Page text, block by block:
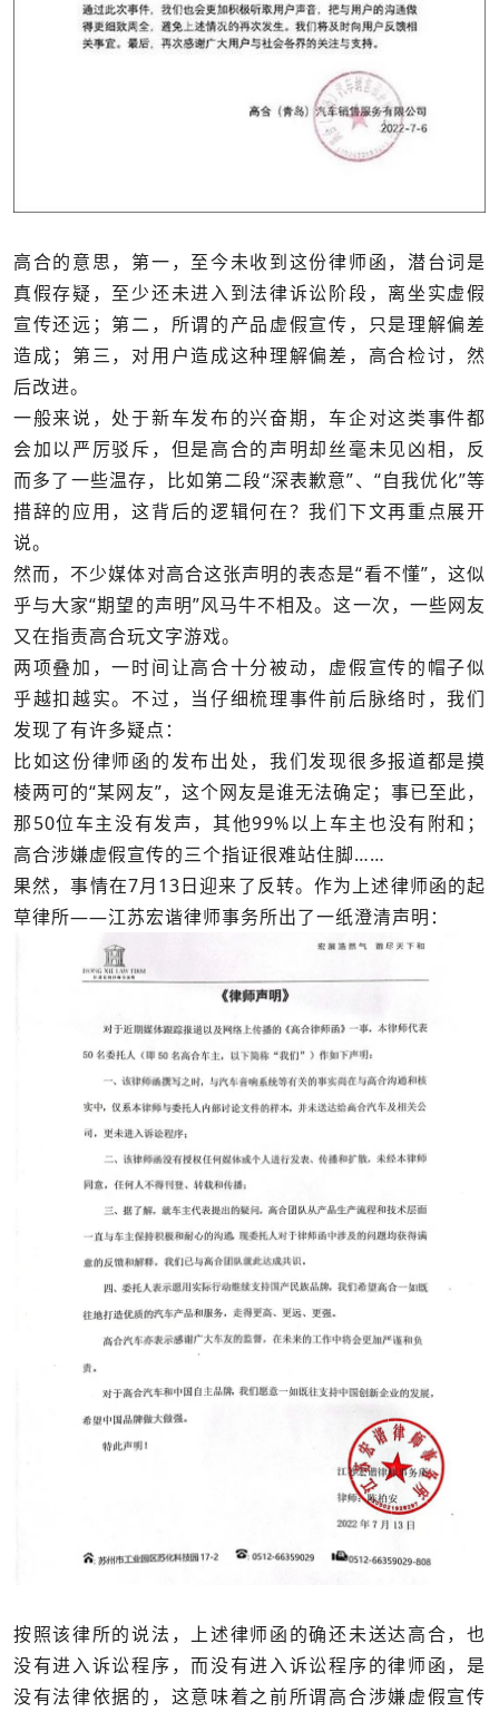
高合的意思，第一，至今未收到这份律师函，潜台词是
真假存疑，至少还未进入到法律诉讼阶段，离坐实虚假
宣传还远；第二，所谓的产品虚假宣传，只是理解偏差
造成；第三，对用户造成这种理解偏差，高合检讨，然
后改进。
一般来说，处于新车发布的兴奋期，车企对这类事件都
会加以严厉驳斥，但是高合的声明却丝毫未见凶相，反
而多了一些温存，比如第二段“深表歉意”、“自我优化”等
措辞的应用，这背后的逻辑何在？我们下文再重点展开
说。
然而，不少媒体对高合这张声明的表态是“看不懂”，这似
乎与大家“期望的声明”风马牛不相及。这一次，一些网友
又在指责高合玩文字游戏。
两项叠加，一时间让高合十分被动，虚假宣传的帽子似
乎越扣越实。不过，当仔细梳理事件前后脉络时，我们
发现了有许多疑点：
比如这份律师函的发布出处，我们发现很多报道都是摸
棱两可的“某网友”，这个网友是谁无法确定；事已至此，
那50位车主没有发声，其他99%以上车主也没有附和；
高合涉嫌虚假宣传的三个指证很难站住脚……
果然，事情在7月13日迎来了反转。作为上述律师函的起
草律所——江苏宏谐律师事务所出了一纸澄清声明：
按照该律所的说法，上述律师函的确还未送达高合，也
没有进入诉讼程序，而没有进入诉讼程序的律师函，是
没有法律依据的，这意味着之前所谓高合涉嫌虚假宣传